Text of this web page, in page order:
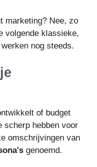
marketing? Nee, zo
volgende klassieke,
nog steeds.
of budget
scherp hebben voor
omschrijvingen van
genoemd.